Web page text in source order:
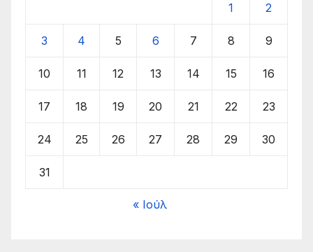
1 2
3 4 5 6 7 8 9
10 11 12 13 14 15 16
17 18 19 20 21 22 23
24 25 26 27 28 29 30
31
« Ιούλ